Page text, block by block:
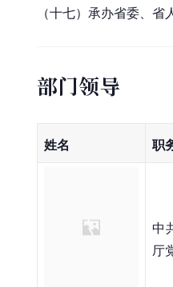
（十七）承办省委、
部门领导
姓名 职
中
厅